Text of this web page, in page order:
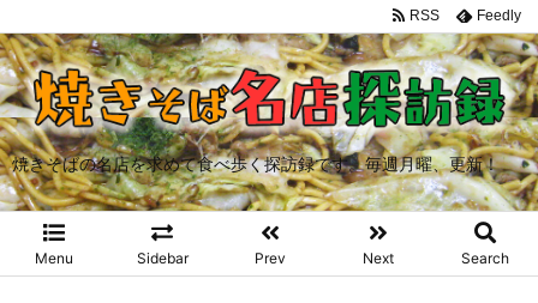
焼きそばの名店を求めて食べ歩く探訪録です。毎週月曜、更新！
Menu Sidebar Prev Next Search
RSS Feedly